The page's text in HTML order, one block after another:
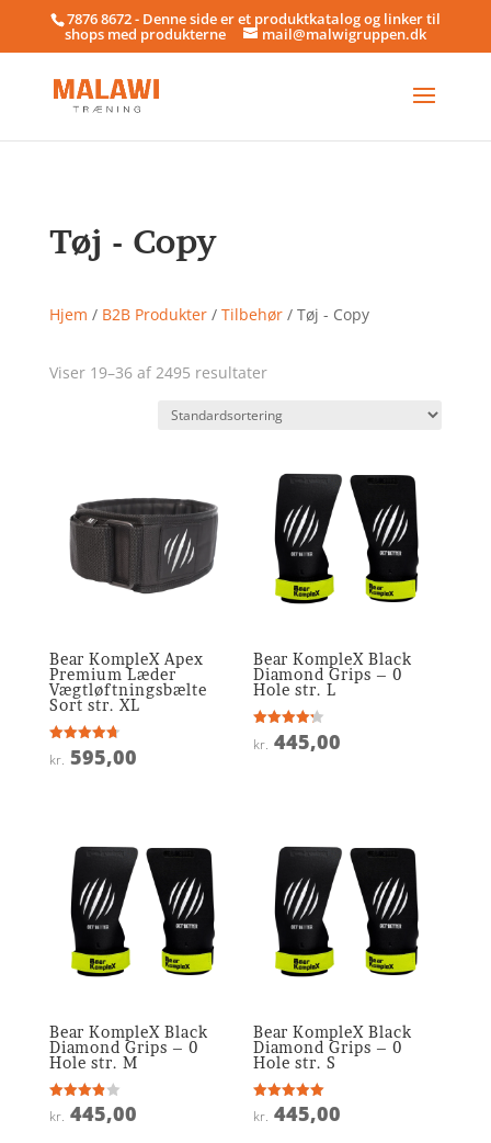
7876 8672 - Denne side er et produktkatalog og linker til
shops med produkterne mail@malwigruppen.dk
Tøj - Copy
Hjem / B2B Produkter/ Tilbehør/ Tøj - Copy
Viser 19–36 af 2495 resultater
Bear KompleX Apex
Premium Læder
Vægtløftningsbælte
Sort str. XL
Vurderet
4.7
kr. 595,00
Bear KompleX Black
Diamond Grips – 0
Hole str. L
Vurderet
4.2
kr. 445,00
Bear KompleX Black
Diamond Grips – 0
Hole str. M
Vurderet
3.9
kr. 445,00
Bear KompleX Black
Diamond Grips – 0
Hole str. S
Vurderet
5
kr. 445,00